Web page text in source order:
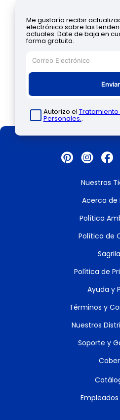
Me gustaría recibir
electrónico sobre las
actuales. Date de baja en
forma gratuita.
Enviar
Autorizo el Tratamiento
Personales..
Nuestras
Acerca de
Política
Política de
Política de
Ayuda y
Términos y
Nuestros
Soporte y
Empleados